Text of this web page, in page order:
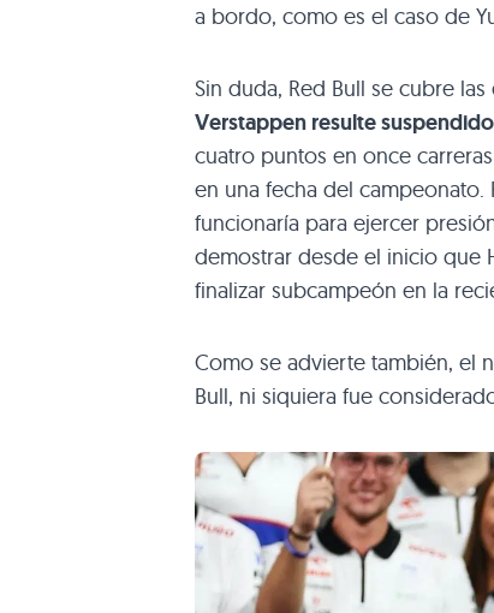
a bordo, como es el caso de
Sin duda, Red Bull se cubre
Verstappen resulte
cuatro puntos en once
en una fecha del campeonato.
funcionaría para ejercer
demostrar desde el inicio que
finalizar subcampeón en la
Como se advierte también, el
Bull, ni siquiera fue